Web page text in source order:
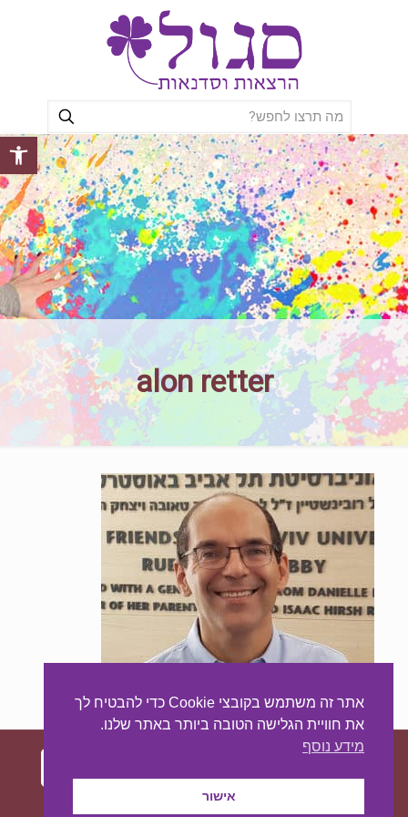
פתח
alon retter
עיצוב ובניית האתר:מאסטר סייט - יצירת נוכחות
אתר זה משתמש בקובצי Cookie כדי להבטיח לך
את חוויית הגלישה הטובה ביותר באתר שלנו.
מידע נוסף
אישור